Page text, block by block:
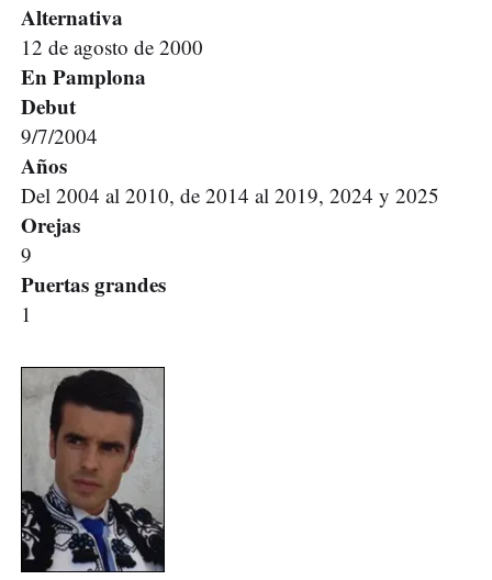
Alternativa
12 de agosto de 2000
En Pamplona
Debut
9/7/2004
Años
Del 2004 al 2010, de 2014 al 2019, 2024 y 2025
Orejas
9
Puertas grandes
1